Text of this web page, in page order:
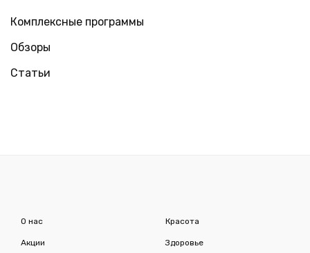
на
Комплексные программы
Обзоры
Статьи
О нас
Акции
Красота
Здоровье